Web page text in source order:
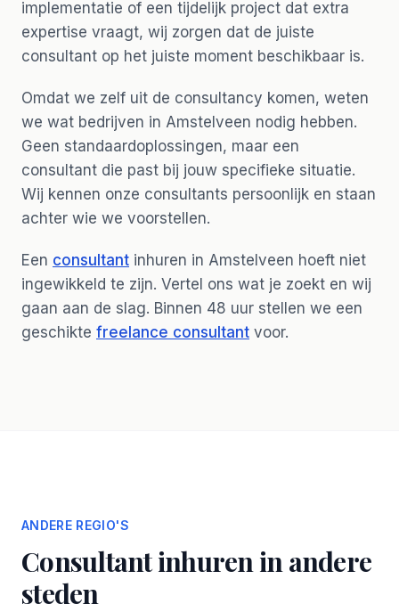
implementatie of een tijdelijk project dat extra
expertise vraagt, wij zorgen dat de juiste
consultant op het juiste moment beschikbaar is.
Omdat we zelf uit de consultancy komen, weten
we wat bedrijven in Amstelveen nodig hebben.
Geen standaardoplossingen, maar een
consultant die past bij jouw specifieke situatie.
Wij kennen onze consultants persoonlijk en staan
achter wie we voorstellen.
Een consultant inhuren in Amstelveen hoeft niet
ingewikkeld te zijn. Vertel ons wat je zoekt en wij
gaan aan de slag. Binnen 48 uur stellen we een
geschikte freelance consultant voor.
ANDERE REGIO'S
Consultant inhuren in andere
steden